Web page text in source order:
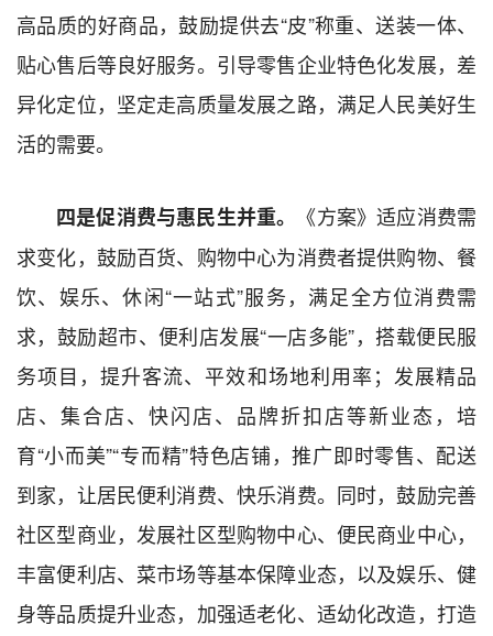
高品质的好商品，鼓励提供去“皮”称重、送装一体、
贴心售后等良好服务。引导零售企业特色化发展，差
异化定位，坚定走高质量发展之路，满足人民美好生
活的需要。
四是促消费与惠民生并重。
《方案》适应消费需
求变化，鼓励百货、购物中心为消费者提供购物、餐
饮、娱乐、休闲“一站式”服务，满足全方位消费需
求，鼓励超市、便利店发展“一店多能”，搭载便民服
务项目，提升客流、平效和场地利用率；发展精品
店、集合店、快闪店、品牌折扣店等新业态，培
育“小而美”“专而精”特色店铺，推广即时零售、配送
到家，让居民便利消费、快乐消费。同时，鼓励完善
社区型商业，发展社区型购物中心、便民商业中心，
丰富便利店、菜市场等基本保障业态，以及娱乐、健
身等品质提升业态，加强适老化、适幼化改造，打造